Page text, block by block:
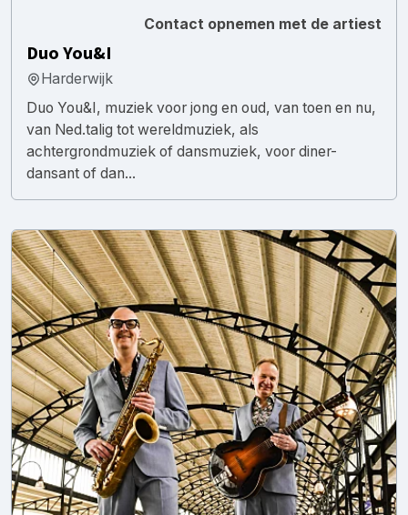
Contact opnemen met de artiest
Duo You&I
Harderwijk
Duo You&I, muziek voor jong en oud, van toen en nu,
van Ned.talig tot wereldmuziek, als
achtergrondmuziek of dansmuziek, voor diner-
dansant of dan...